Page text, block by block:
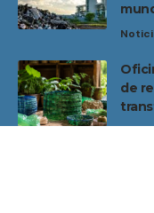
de